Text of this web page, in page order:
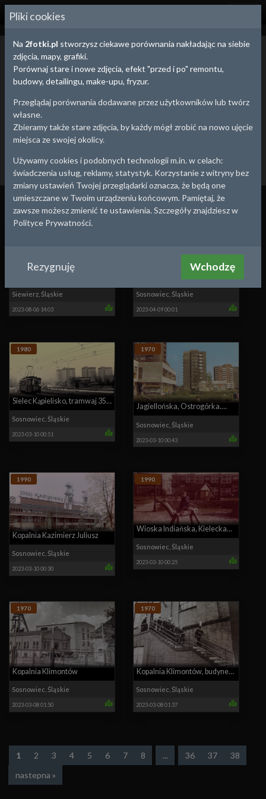
2FOTKI.PL
Śląskie - stare zdjęcia i pocztówki
Poniżej znajdziesz stare zdjęcia z Twojej okolicy. Możesz wybrać się
na małą wycieczkę i wykonać zdjęcie współczesne tworząc
efektowne porównanie "przed i po" ze starym zdjęciem.
Dodaj stare zdjęcie Utwórz porównanie
Powrót Będzin 12 Bytom 1 Chorzów 1 Cieszyn
Czeladź 25 Częstochowa
Katowice Mysłowice Orzesze Piekary Śląskie
Siewierz 1 Sosnowiec 136 Tarnowskie Góry 5
Wszystko Porównania Zdjęcia
1996
Siewierz, Śląskie
2023-08-06 14:03
Sosnowiec Śląskie
2023-04-09 00:01
1980
Sielec Kąpielisko, tramwaj 35,
3 maja
Sosnowiec Śląskie
2023-03-10 00:51
1970
Jagiellońska, Ostrogórka.
Agawa, Murarz, zerówka
Sosnowiec Śląskie
2023-03-10 00:43
1990
Kopalnia Kazimierz Juliusz
Sosnowiec Śląskie
2023-03-10 00:30
1990
Wioska Indiańska, Kielecka
Zagórze
Sosnowiec Śląskie
2023-03-10 00:25
1970
Kopalnia Klimontów
Sosnowiec Śląskie
2023-03-08 01:50
1970
Kopalnia Klimontów, budynek
maszyny wyciagowej Jan
Sosnowiec Śląskie
2023-03-08 01:37
1 2 3 4 5 6 7 8 ... 36 37
38
nastepna »
Pliki cookies
Na 2fotki.pl stworzysz ciekawe porównania nakładając na siebie
zdjęcia, mapy, grafiki.
Porównaj stare i nowe zdjęcia, efekt "przed i po" remontu,
budowy, detailingu, make-upu, fryzur.
Przeglądaj porównania dodawane przez użytkowników lub twórz
własne.
Zbieramy także stare zdjęcia, by każdy mógł zrobić na nowo ujęcie
miejsca ze swojej okolicy.
Używamy cookies i podobnych technologii m.in. w celach:
świadczenia usług, reklamy, statystyk. Korzystanie z witryny bez
zmiany ustawień Twojej przeglądarki oznacza, że będą one
umieszczane w Twoim urządzeniu końcowym. Pamiętaj, że
zawsze możesz zmienić te ustawienia. Szczegóły znajdziesz w
Polityce Prywatności.
Rezygnuję Wchodzę